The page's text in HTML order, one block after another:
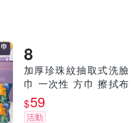
加厚珍珠紋抽取式洗臉
巾 一次性 方巾 擦拭布
洗面巾 抹布
$59
活動